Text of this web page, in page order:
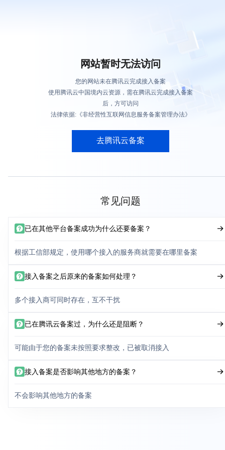
网站暂时无法访问
您的网站未在腾讯云完成接入备案
使用腾讯云中国境内云资源，需在腾讯云完成接入备案
后，方可访问
法律依据:《非经营性互联网信息服务备案管理办法》
去腾讯云备案
常见问题
已在其他平台备案成功为什么还要备案？
根据工信部规定，使用哪个接入的服务商就需要在哪里备案
接入备案之后原来的备案如何处理？
多个接入商可同时存在，互不干扰
已在腾讯云备案过，为什么还是阻断？
可能由于您的备案未按照要求整改，已被取消接入
接入备案是否影响其他地方的备案？
不会影响其他地方的备案